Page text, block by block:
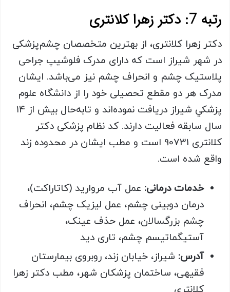
رتبه 7: دکتر زهرا کلانتری
دکتر زهرا کلانتری، از بهترین متخصصان چشم‌پزشکی
در شهر شیراز است که دارای مدرک فلوشیپ جراحی
پلاستیک چشم و انحراف چشم نیز می‌باشد. ایشان
مدرک هر دو مقطع تحصیلی خود را از دانشگاه علوم
پزشكي شيراز دریافت نموده‌اند و تابه‌حال بیش از ۱۴
سال سابقه فعالیت دارند. کد نظام پزشکی دکتر
کلانتری 90731 است و مطب ایشان در محدوده زند
واقع شده است.
خدمات درمانی: عمل آب مروارید (کاتاراکت)،
درمان دوبینی چشم، عمل لیزیک چشم، انحراف
چشم بزرگسالان، عمل حذف عینک،
آستیگماتیسم چشم، تاری دید
آدرس: شیراز، خیابان زند، روبروی بیمارستان
فقیهی، ساختمان پزشکان شهر، مطب دکتر زهرا